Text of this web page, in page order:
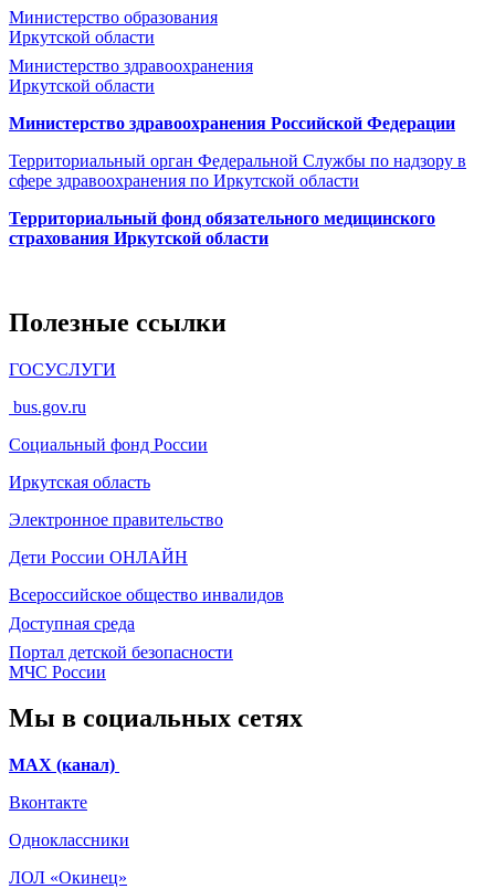
Министерство образования
Иркутской области
Министерство здравоохранения
Иркутской области
Министерство здравоохранения Росcийской Федерации
Территориальный орган Федеральной Службы по надзору в
сфере здравоохранения по Иркутской области
Территориальный фонд обязательного медицинского
страхования Иркутской области
Полезные ссылки
ГОСУСЛУГИ
bus.gov.ru
Социальный фонд России
Иркутская область
Электронное правительство
Дети России ОНЛАЙН
Всероссийское общество инвалидов
Доступная среда
Портал детской безопасности
МЧС России
Мы в социальных сетях
МАХ (канал)
Вконтакте
Одноклассники
ЛОЛ «Окинец»